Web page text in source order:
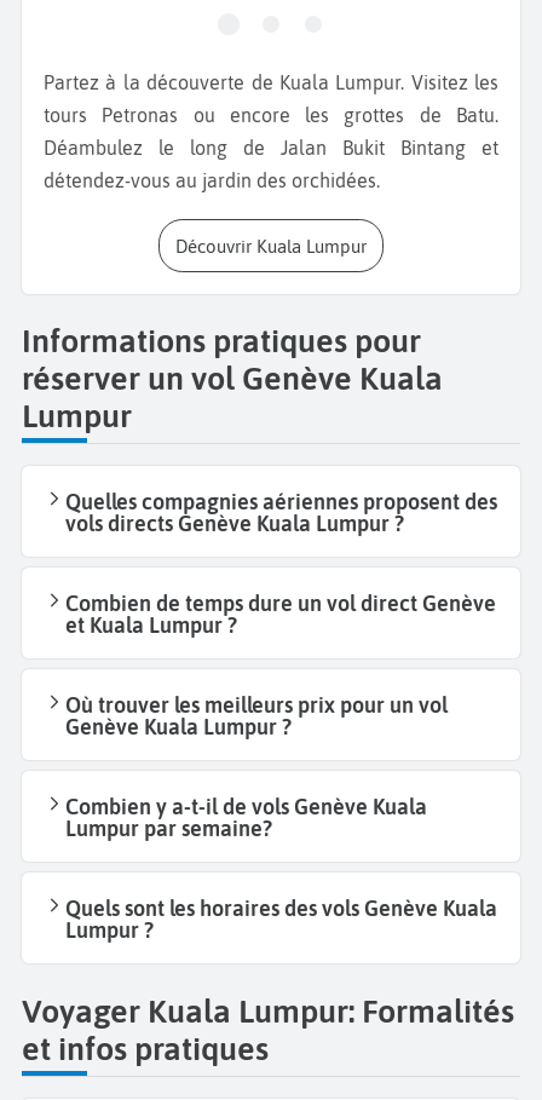
Partez à la découverte de Kuala Lumpur. Visitez les
tours Petronas ou encore les grottes de Batu.
Déambulez le long de Jalan Bukit Bintang et
détendez-vous au jardin des orchidées.
Découvrir Kuala Lumpur
Informations pratiques pour
réserver un vol Genève Kuala
Lumpur
Quelles compagnies aériennes proposent des
vols directs Genève Kuala Lumpur ?
Combien de temps dure un vol direct Genève
et Kuala Lumpur ?
Où trouver les meilleurs prix pour un vol
Genève Kuala Lumpur ?
Combien y a-t-il de vols Genève Kuala
Lumpur par semaine?
Quels sont les horaires des vols Genève Kuala
Lumpur ?
Voyager Kuala Lumpur: Formalités
et infos pratiques